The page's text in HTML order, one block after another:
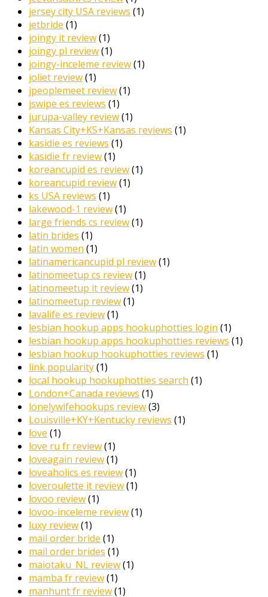
jersey city USA reviews (1)
jetbride (1)
joingy it review(1)
joingy pl review(1)
joingy-inceleme review(1)
joliet review(1)
jpeoplemeet review(1)
jswipe es reviews (1)
jurupa-valley review(1)
Kansas City+KS+Kansas reviews (1)
kasidie es reviews (1)
kasidie fr review(1)
koreancupid es review(1)
koreancupid review(1)
ks USA reviews (1)
lakewood-1 review(1)
large friends cs review(1)
latin brides (1)
latin women (1)
latinamericancupid pl review(1)
latinomeetup cs review(1)
latinomeetup it review(1)
latinomeetup review(1)
lavalife es review(1)
lesbian hookup apps hookuphotties login (1)
lesbian hookup apps hookuphotties reviews (1)
lesbian hookup hookuphotties reviews (1)
link popularity(1)
local hookup hookuphotties search (1)
London+Canada reviews (1)
lonelywifehookups review(3)
Louisville+KY+Kentucky reviews (1)
love (1)
love ru fr review(1)
loveagain review(1)
loveaholics es review(1)
loveroulette it review(1)
lovoo review(1)
lovoo-inceleme review(1)
luxy review(1)
mail order bride (1)
mail order brides (1)
maiotaku_NL review(1)
mamba fr review(1)
manhunt fr review(1)